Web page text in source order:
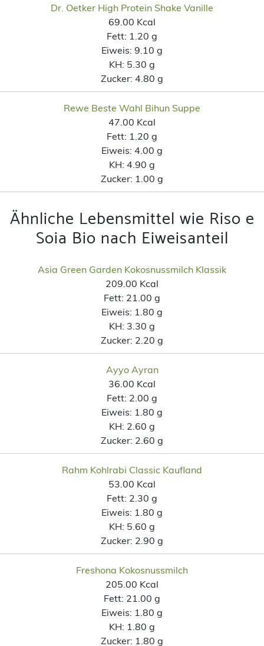
Dr. Oetker High Protein Shake Vanille
69.00 Kcal
Fett: 1.20 g
Eiweis: 9.10 g
KH: 5.30 g
Zucker: 4.80 g
Rewe Beste Wahl Bihun Suppe
47.00 Kcal
Fett: 1.20 g
Eiweis: 4.00 g
KH: 4.90 g
Zucker: 1.00 g
Ähnliche Lebensmittel wie Riso e
Soia Bio nach Eiweisanteil
Asia Green Garden Kokosnussmilch Klassik
209.00 Kcal
Fett: 21.00 g
Eiweis: 1.80 g
KH: 3.30 g
Zucker: 2.20 g
Ayyo Ayran
36.00 Kcal
Fett: 2.00 g
Eiweis: 1.80 g
KH: 2.60 g
Zucker: 2.60 g
Rahm Kohlrabi Classic Kaufland
53.00 Kcal
Fett: 2.30 g
Eiweis: 1.80 g
KH: 5.60 g
Zucker: 2.90 g
Freshona Kokosnussmilch
205.00 Kcal
Fett: 21.00 g
Eiweis: 1.80 g
KH: 1.80 g
Zucker: 1.80 g